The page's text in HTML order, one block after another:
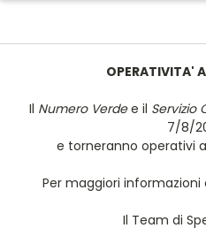
OPERATIVITA'
Il Numero Verdee il Servizio
7/8/
e torneranno operativi
Per maggiori informazioni
Il Team di